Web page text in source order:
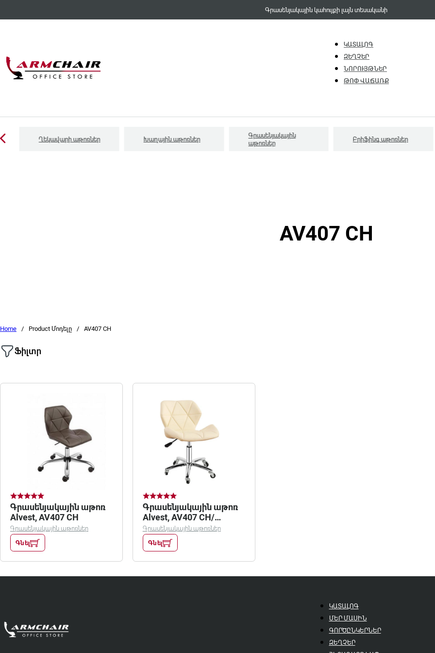
Գրասենյակային կահույքի լայն տեսականի
ԿԱՏԱԼՈԳ
ԶԵՂՉԵՐ
ՆՈՐՈՒՅԹՆԵՐ
ԹՈՓ ՎԱՃԱՌՔ
Ղեկավարի աթոռներ Խաղային աթոռներ
Գրասենյակային
աթոռներ
Բրիֆինգ աթոռներ
AV407 CH
Home / Product Մոդելը / AV407 CH
Ֆիլտր
Գրասենյակային աթոռ
Alvest, AV407 CH
Գրասենյակային աթոռներ
Գնել
Գրասենյակային աթոռ
Alvest, AV407 CH/
կաթնագույն
Գրասենյակային աթոռներ
Գնել
ԿԱՏԱԼՈԳ
ՄԵՐ ՄԱՍԻՆ
ԳՈՐԾԸՆԿԵՐՆԵՐ
ԶԵՂՉԵՐ